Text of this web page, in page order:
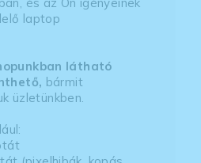
és az Ön igényeinek
laptop
látható
bármit
üzletünkben.